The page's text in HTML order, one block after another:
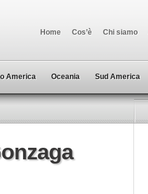
Home Cos’è Chi siamo
America Oceania Sud America